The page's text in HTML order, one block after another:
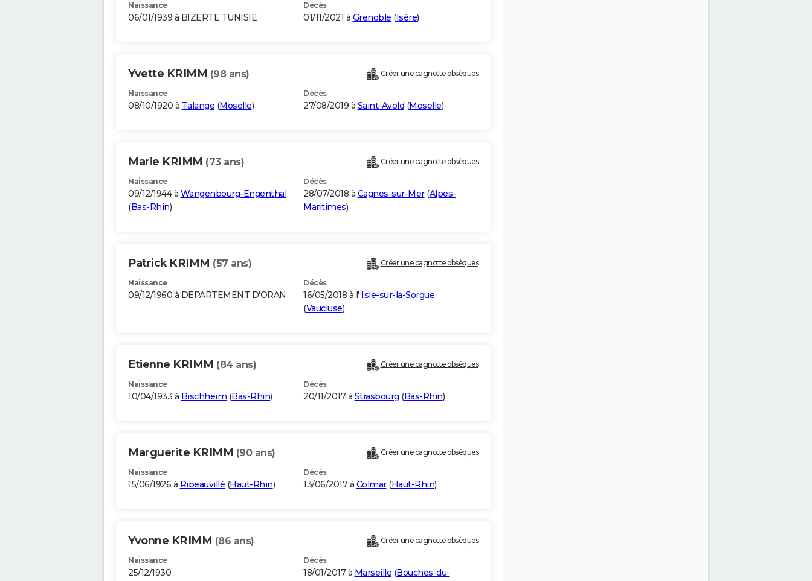
Naissance
06/01/1939 à BIZERTE TUNISIE
Décès
01/11/2021 à Grenoble (Isère)
Yvette KRIMM (98 ans) Créer une cagnotte obsèques
Naissance
08/10/1920 à Talange (Moselle)
Décès
27/08/2019 à Saint-Avold (Moselle)
Marie KRIMM (73 ans) Créer une cagnotte obsèques
Naissance
09/12/1944 à Wangenbourg-Engenthal
(Bas-Rhin)
Décès
28/07/2018 à Cagnes-sur-Mer(Alpes-
Maritimes)
Patrick KRIMM (57 ans) Créer une cagnotte obsèques
Naissance
09/12/1960 à DEPARTEMENT D'ORAN
Décès
16/05/2018 à l' Isle-sur-la-Sorgue
(Vaucluse)
Etienne KRIMM (84 ans) Créer une cagnotte obsèques
Naissance
10/04/1933 à Bischheim (Bas-Rhin)
Décès
20/11/2017 à Strasbourg (Bas-Rhin)
Marguerite KRIMM (90 ans) Créer une cagnotte obsèques
Naissance
15/06/1926 à Ribeauvillé (Haut-Rhin)
Décès
13/06/2017 à Colmar(Haut-Rhin)
Yvonne KRIMM (86 ans) Créer une cagnotte obsèques
Naissance
25/12/1930
Décès
18/01/2017 à Marseille (Bouches-du-